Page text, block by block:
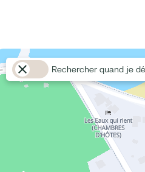
Rechercher quand je